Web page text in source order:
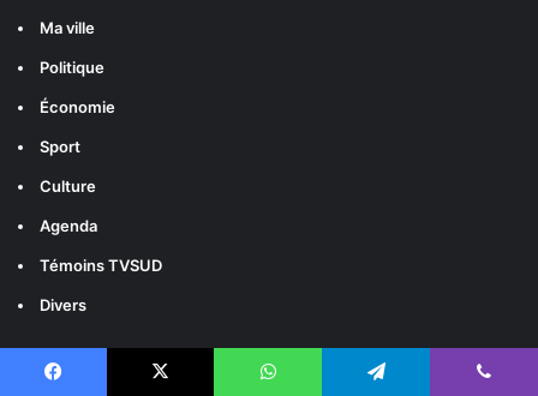
Ma ville
Politique
Économie
Sport
Culture
Agenda
Témoins TVSUD
Divers
Catégories